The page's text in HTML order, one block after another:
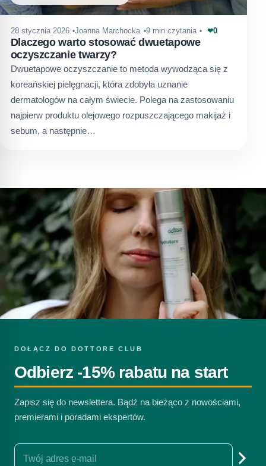
28 stycznia 2026 Joanna Marchocka 9 min czytania ❤0
Dlaczego warto stosować dwuetapowe
oczyszczanie twarzy?
Dwuetapowe oczyszczanie to metoda wywodząca się z
koreańskiej pielęgnacji, która zdobyła uznanie
dermatologów na całym świecie. Polega na zastosowaniu
najpierw produktu olejowego rozpuszczającego makijaż i
sebum, a następnie…
DOŁĄCZ DO DOTTORE CLUB
Odbierz -15% rabatu na start
Zapisz się do newslettera. Bądź na bieżąco z nowościami,
premierami i poradami ekspertów.